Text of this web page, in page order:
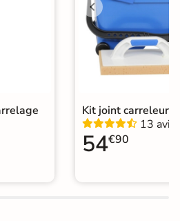
Kit joint carreleur
13 avis
54€90